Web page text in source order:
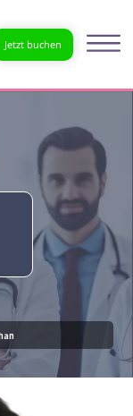
Jetzt buchen